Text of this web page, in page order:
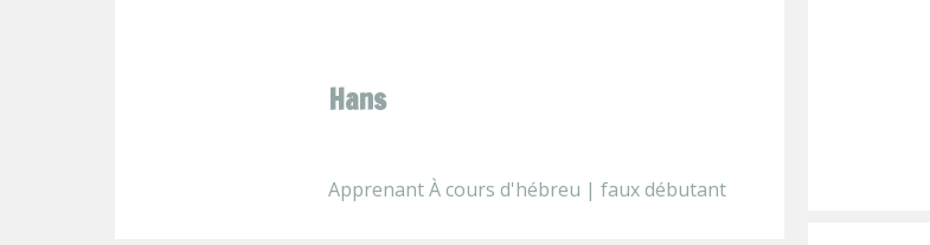
Hans
Apprenant À cours d'hébreu | faux débutant